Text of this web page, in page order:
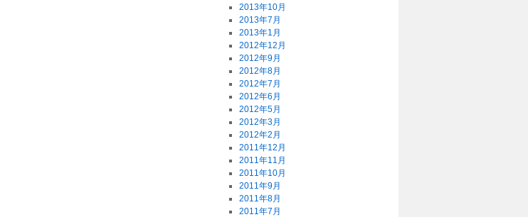
2013年10月
2013年7月
2013年1月
2012年12月
2012年9月
2012年8月
2012年7月
2012年6月
2012年5月
2012年3月
2012年2月
2011年12月
2011年11月
2011年10月
2011年9月
2011年8月
2011年7月